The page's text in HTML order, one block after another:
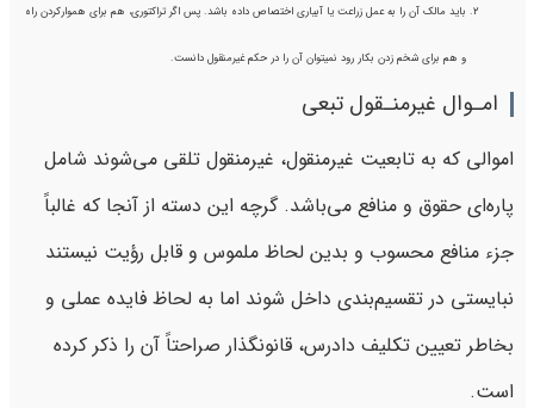
باید مالک آن را به عمل زراعت یا آبیاری اختصاص داده باشد. پس اگر تراکتوری، هم برای هموارکردن راه
و هم برای شخم زدن بکار رود نمیتوان آن را در حکم غیرمنقول دانست.
امـوال غیرمنـقول تبعی
اموالی که به تابعیت غیرمنقول، غیرمنقول تلقی می‌شوند شامل
پاره‌ای حقوق و منافع می‌باشد. گرچه این دسته از آنجا که غالباً
جزء منافع محسوب و بدین لحاظ ملموس و قابل رؤیت نیستند
نبایستی در تقسیم‌بندی داخل شوند اما به لحاظ فایده عملی و
بخاطر تعیین تکلیف دادرس، قانونگذار صراحتاً آن را ذکر کرده
است.